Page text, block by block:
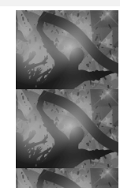
DE
BET365
CÓDIGO
BETANO
APPS
DE
SÃO
PAULO
SANTOS
COPA
DO
BRASIL
PREMIER
LEAGUE
DA
BOLA
PALPITES